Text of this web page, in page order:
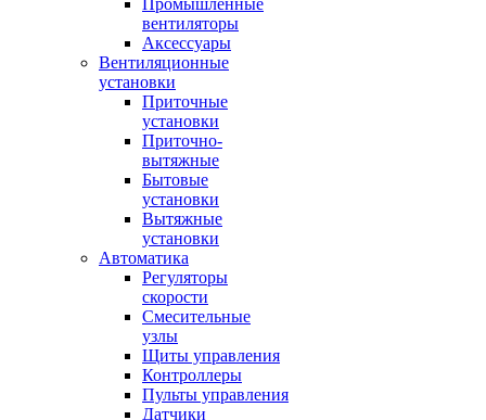
Промышленные
вентиляторы
Аксессуары
Вентиляционные
установки
Приточные
установки
Приточно-
вытяжные
Бытовые
установки
Вытяжные
установки
Автоматика
Регуляторы
скорости
Смесительные
узлы
Щиты управления
Контроллеры
Пульты управления
Датчики